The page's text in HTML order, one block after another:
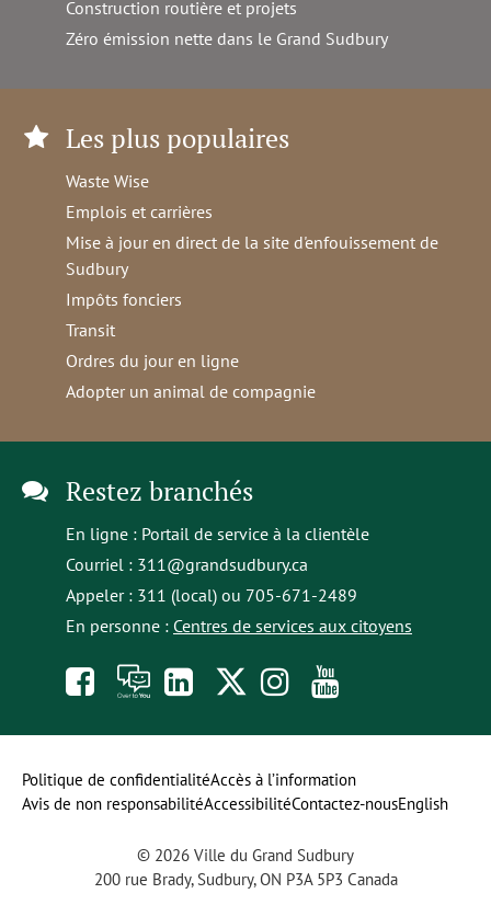
Construction routière et projets
Zéro émission nette dans le Grand Sudbury
Les plus populaires
Waste Wise
Emplois et carrières
Mise à jour en direct de la site d'enfouissement de
Sudbury
Impôts fonciers
Transit
Ordres du jour en ligne
Adopter un animal de compagnie
Restez branchés
En ligne : Portail de service à la clientèle
Courriel : 311@grandsudbury.ca
Appeler : 311 (local) ou 705-671-2489
En personne : Centres de services aux citoyens
Like
us
on
Facebook
À
toi
la
opens
in
a
tab
Follow
us
on
Follow
us
on
Instagram
to
our
YouTube
channel
© 2026 Ville du Grand Sudbury
200 rue Brady, Sudbury, ON P3A 5P3 Canada
Politique de confidentialitéAccès à l’information
Avis de non responsabilitéAccessibilitéContactez-nousEnglish